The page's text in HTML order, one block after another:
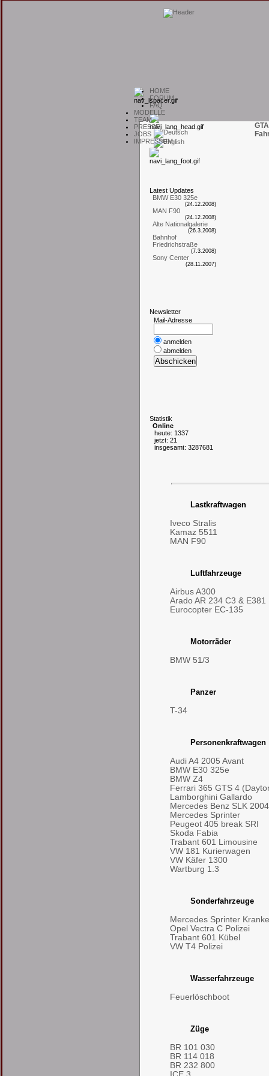
HOME
FORUM
FAQ
MODELLE
TEAM
PRESSE
JOBS
IMPRESSUM
L atest Updates
BMW E30 325e
(24.12.2008)
MAN F90
(24.12.2008)
Alte Nationalgalerie
(26.3.2008)
Bahnhof
Friedrichstraße
(7.3.2008)
Sony Center
(28.11.2007)
Newsletter
Mail-Adresse
anmelden
abmelden
Statistik
Online
heute: 1337
jetzt: 21
insgesamt: 3287681
Lastkraftwagen
Iveco Stralis
Kamaz 5511
MAN F90
Luftfahrzeuge
Airbus A300
Arado AR 234 C3 & E381
Eurocopter EC-135
Motorräder
BMW 51/3
Panzer
T-34
Personenkraftwagen
Audi A4 2005 Avant
BMW E30 325e
BMW Z4
Ferrari 365 GTS 4
Lamborghini Gallardo
Mercedes Benz SLK
Mercedes Sprinter
Peugeot 405 break SRI
Skoda Fabia
Trabant 601 Limousine
VW 181 Kurierwagen
VW Käfer 1300
Wartburg 1.3
Sonderfahrzeuge
Mercedes Sprinter
Opel Vectra C Polizei
Trabant 601 Kübel
VW T4 Polizei
Wasserfahrzeuge
Feuerlöschboot
Züge
BR 101 030
BR 114 018
BR 232 800